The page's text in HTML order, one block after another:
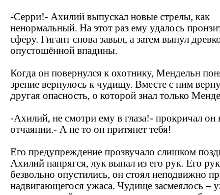
-Серри!- Ахилий выпускал новые стрелы, как
ненормальный. На этот раз ему удалось
сферу. Гигант снова завыл, а затем вынул
опустошённой впадины.
Когда он повернулся к охотнику, Мендельн
зрение вернулось к чудищу. Вместе с ним
другая опасность, о которой знал только
-Ахилий, не смотри ему в глаза!- прокричал он
отчаянии.- А не то он притянет тебя!
Его предупреждение прозвучало слишком
Ахилий напрягся, лук выпал из его рук. Его
безвольно опустились, он стоял неподвижно
надвигающегося ужаса. Чудище засмеялось –